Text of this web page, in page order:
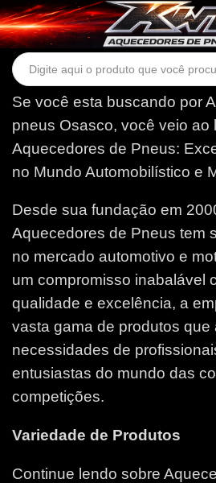
Se você esta buscando por
pneus Osasco, você veio ao
Aquecedores de Pneus:
no Mundo Automobilístico e
Desde sua fundação em
Aquecedores de Pneus tem
no mercado automotivo e
um compromisso inabalável
qualidade e excelência, a
vasta gama de produtos que
necessidades de
entusiastas do mundo das
competições.
Variedade de Produtos
Continue lendo sobre